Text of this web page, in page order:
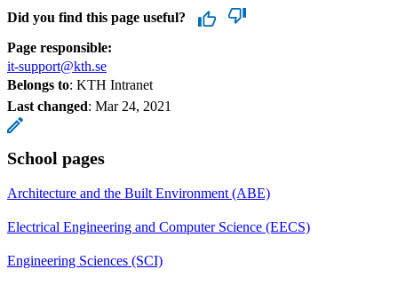
Did you find this page useful?
Page responsible:
it-support@kth.se
Belongs to: KTH Intranet
Last changed: Mar 24, 2021
School pages
Architecture and the Built Environment (ABE)
Electrical Engineering and Computer Science (EECS)
Engineering Sciences (SCI)